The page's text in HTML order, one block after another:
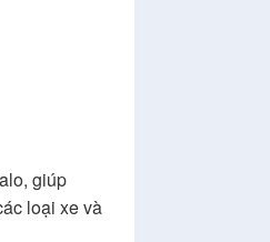
giúp
loại xe và